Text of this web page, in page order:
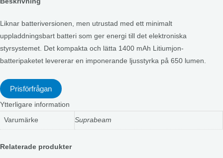
Liknar batteriversionen, men utrustad med ett minimalt
uppladdningsbart batteri som ger energi till det elektroniska
styrsystemet. Det kompakta och lätta 1400 mAh Litiumjon-
batteripaketet levererar en imponerande ljusstyrka på 650 lumen.
Prisförfrågan
Ytterligare information
Varumärke Suprabeam
Relaterade produkter